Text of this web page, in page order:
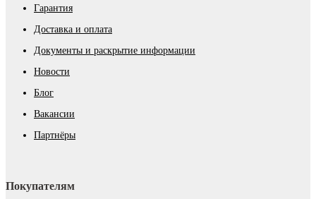
Гарантия
Доставка и оплата
Документы и раскрытие информации
Новости
Блог
Вакансии
Партнёры
Покупателям